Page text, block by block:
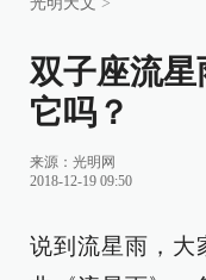
双子座流
它吗？
来源： 光明网
2018-12-19 09:50
说到流星雨，大